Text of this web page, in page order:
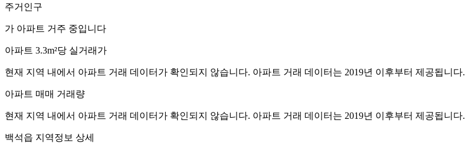
주거인구
가 아파트 거주 중입니다
아파트 3.3m²당 실거래가
현재 지역 내에서 아파트 거래 데이터가 확인되지 않습니다. 아파트 거래 데이터는 2019년 이후부터 제공됩니다.
아파트 매매 거래량
현재 지역 내에서 아파트 거래 데이터가 확인되지 않습니다. 아파트 거래 데이터는 2019년 이후부터 제공됩니다.
백석읍 지역정보 상세